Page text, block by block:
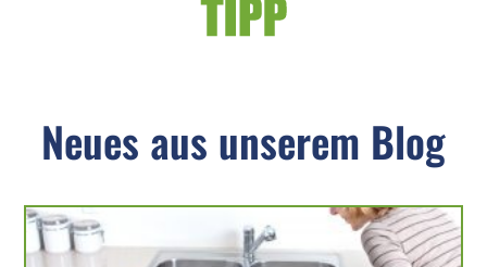
Neues aus unserem Blog